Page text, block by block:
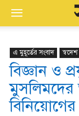
এ মুহূর্তের সংবাদ স্বদেশ
বিজ্ঞান ও